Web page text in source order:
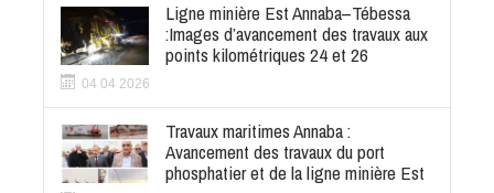
Ligne minière Est Annaba–Tébessa
:Images d’avancement des travaux aux
points kilométriques 24 et 26
04 04 2026
Travaux maritimes Annaba :
Avancement des travaux du port
phosphatier et de la ligne minière Est